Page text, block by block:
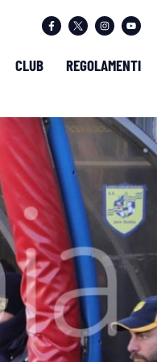
CLUB REGOLAMENTI